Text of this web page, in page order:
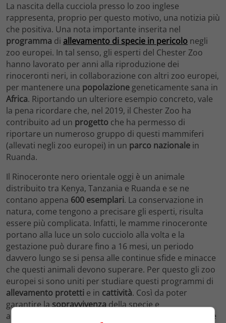
La nascita della cucciola presso lo zoo inglese
rappresenta, proprio per questo motivo, una notizia più
che positiva. Una nota importante inserita nel
programma di allevamento di specie in pericolo negli
zoo europei. In tal senso, gli esperti del Chester Zoo
hanno lavorato per anni alla riproduzione dei
rinoceronti neri, in collaborazione con altri zoo europei,
per mantenere una popolazione geneticamente sana in
Africa. Riportando un ulteriore esempio concreto, vale
la pena ricordare che, nel 2019, il Chester Zoo ha
contribuito ad un progetto che ha permesso di
riportare un numeroso gruppo di questi mammiferi
(allevati negli zoo europei) in un parco nazionale in
Ruanda.
Il Rinoceronte nero orientale oggi è un animale
distribuito tra Kenya, Tanzania e Ruanda e se ne
contano appena 600 esemplari. La conservazione in
natura, come tengono a precisare gli esperti, risulta
essere più complicata. Infatti, le mamme rinoceronte
portano alla luce un solo cucciolo alla volta e la
gestazione può durare fino a 16 mesi, un periodo
davvero lungo se si pensa alle continue sfide e minacce
che questi animali devono superare. Per questo gli zoo
europei si sono uniti per studiare questi programmi di
allevamento protetti e in cattività. Così da poter
garantire lasopravvivenzadella specie e
accompagnarne poi l’inserimento in natura ma sempre